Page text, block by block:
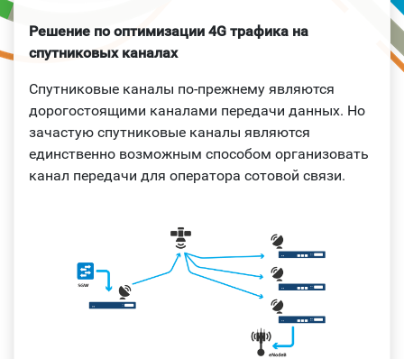
Решение по оптимизации 4G трафика на
спутниковых каналах
Спутниковые каналы по-прежнему являются
дорогостоящими каналами передачи данных. Но
зачастую спутниковые каналы являются
единственно возможным способом организовать
канал передачи для оператора сотовой связи.